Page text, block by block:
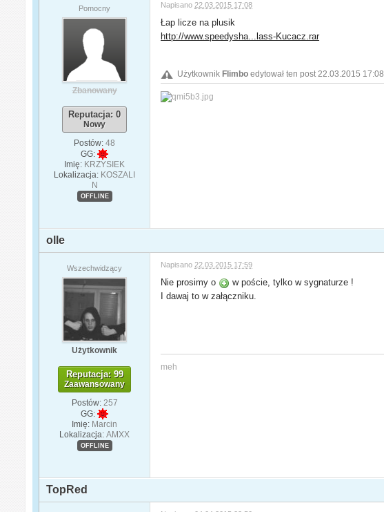
Pomocny
Zbanowany
Reputacja: 0
Nowy
Postów: 48
GG:
Imię: KRZYSIEK
Lokalizacja: KOSZALI
N
OFFLINE
Napisano22.03.2015 17:08
Łap licze na plusik
http://www.speedysha...lass-Kucacz.rar
Użytkownik Flimbo edytował ten post 22.03.2015 17:08
olle
Wszechwidzący
Użytkownik
Reputacja: 99
Zaawansowany
Postów: 257
GG:
Imię: Marcin
Lokalizacja: AMXX
OFFLINE
Napisano22.03.2015 17:59
Nie prosimy o
w poście, tylko w sygnaturze !
I dawaj to w załączniku.
meh
TopRed